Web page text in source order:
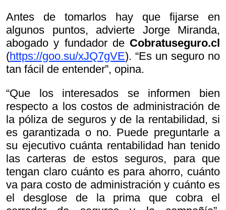
Antes de tomarlos hay que fijarse en
algunos puntos, advierte Jorge Miranda,
abogado y fundador de Cobratuseguro.cl
(https://goo.su/xJQ7gVE). “Es un seguro no
tan fácil de entender”, opina.
“Que los interesados se informen bien
respecto a los costos de administración de
la póliza de seguros y de la rentabilidad, si
es garantizada o no. Puede preguntarle a
su ejecutivo cuánta rentabilidad han tenido
las carteras de estos seguros, para que
tengan claro cuánto es para ahorro, cuánto
va para costo de administración y cuánto es
el desglose de la prima que cobra el